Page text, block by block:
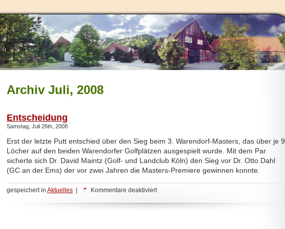
Archiv Juli, 2008
Entscheidung
Samstag, Juli 26th, 2008
Erst der letzte Putt entschied über den Sieg beim 3. Warendorf-Masters, das über je 9
Löcher auf den beiden Warendorfer Golfplätzen ausgespielt wurde. Mit dem Par
sicherte sich Dr. David Maintz (Golf- und Landclub Köln) den Sieg vor Dr. Otto Dahl
(GC an der Ems) der vor zwei Jahren die Masters-Premiere gewinnen konnte.
gespeichert in Aktuelles Kommentare deaktiviertfür